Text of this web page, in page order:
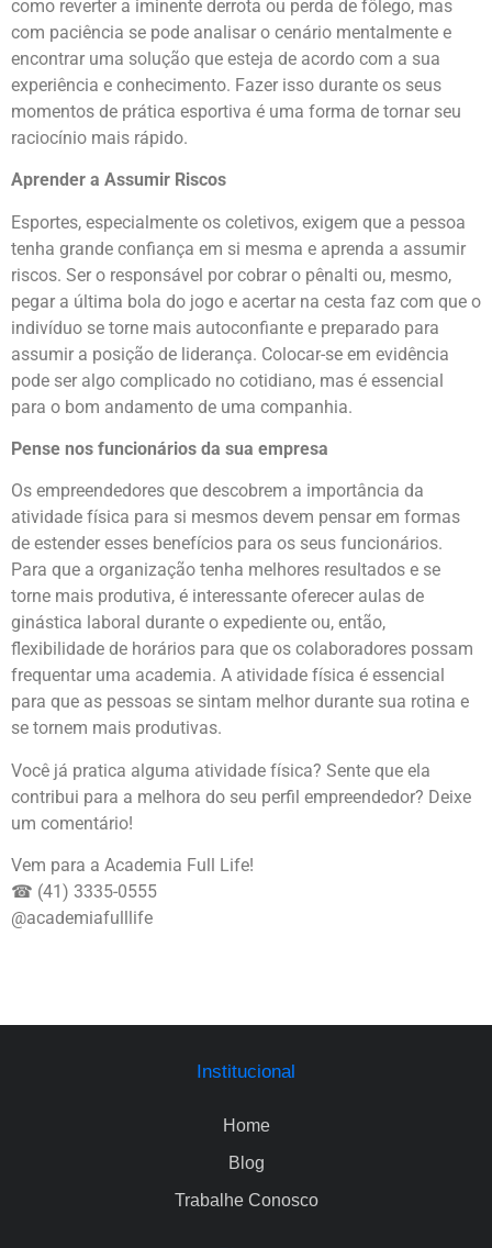
como reverter a iminente derrota ou perda de fôlego, mas
com paciência se pode analisar o cenário mentalmente e
encontrar uma solução que esteja de acordo com a sua
experiência e conhecimento. Fazer isso durante os seus
momentos de prática esportiva é uma forma de tornar seu
raciocínio mais rápido.
Aprender a Assumir Riscos
Esportes, especialmente os coletivos, exigem que a pessoa
tenha grande confiança em si mesma e aprenda a assumir
riscos. Ser o responsável por cobrar o pênalti ou, mesmo,
pegar a última bola do jogo e acertar na cesta faz com que o
indivíduo se torne mais autoconfiante e preparado para
assumir a posição de liderança. Colocar-se em evidência
pode ser algo complicado no cotidiano, mas é essencial
para o bom andamento de uma companhia.
Pense nos funcionários da sua empresa
Os empreendedores que descobrem a importância da
atividade física para si mesmos devem pensar em formas
de estender esses benefícios para os seus funcionários.
Para que a organização tenha melhores resultados e se
torne mais produtiva, é interessante oferecer aulas de
ginástica laboral durante o expediente ou, então,
flexibilidade de horários para que os colaboradores possam
frequentar uma academia. A atividade física é essencial
para que as pessoas se sintam melhor durante sua rotina e
se tornem mais produtivas.
Você já pratica alguma atividade física? Sente que ela
contribui para a melhora do seu perfil empreendedor? Deixe
um comentário!
Vem para a Academia Full Life!
☎ (41) 3335-0555
@academiafulllife
Institucional
Home
Blog
Trabalhe Conosco